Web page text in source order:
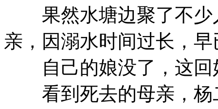
果然水塘边聚了不少
亲，因溺水时间过长，
自己的娘没了，这回
看到死去的母亲，杨